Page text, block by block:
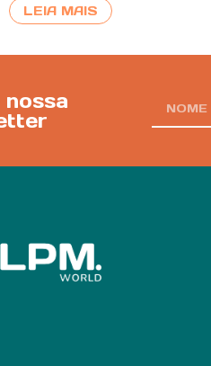
LEIA MAIS